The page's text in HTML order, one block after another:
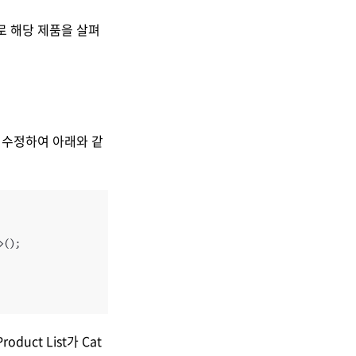
해당 제품을 살펴
정하여 아래와 같
List가 Cat